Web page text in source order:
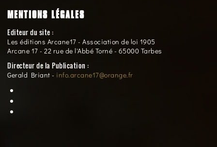
MENTIONS LÉGALES
Editeur du site :
Les éditions Arcane17 - Association de loi 1905
Arcane 17 - 22 rue de l'Abbé Torné - 65000 Tarbes
Directeur de la Publication :
Gerald Briant - info.arcane17@orange.fr